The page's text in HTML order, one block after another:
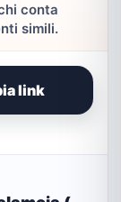
conta
simili.
link